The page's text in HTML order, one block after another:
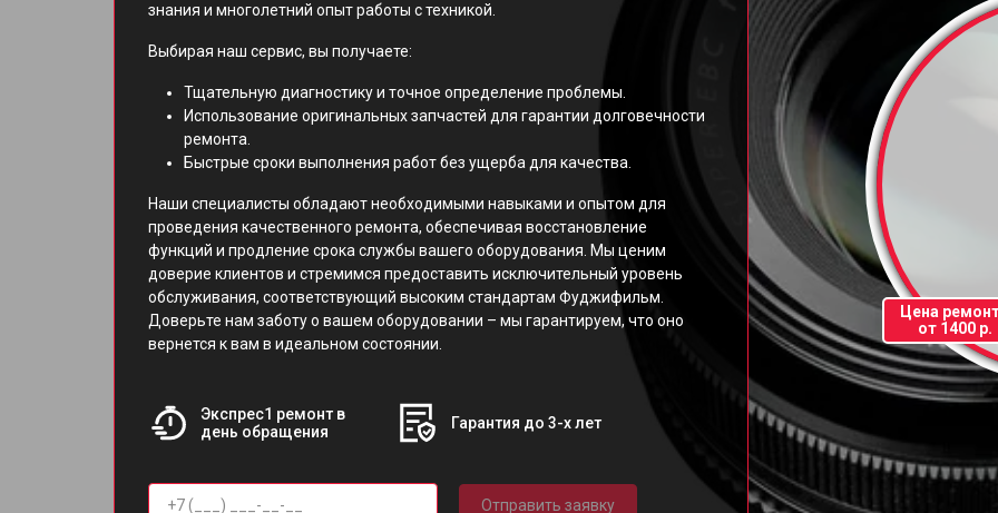
знания и многолетний опыт работы с техникой.
Выбирая наш сервис, вы получаете:
Тщательную диагностику и точное определение проблемы.
Использование оригинальных запчастей для гарантии долговечности
ремонта.
Быстрые сроки выполнения работ без ущерба для качества.
Наши специалисты обладают необходимыми навыками и опытом для
проведения качественного ремонта, обеспечивая восстановление
функций и продление срока службы вашего оборудования. Мы ценим
доверие клиентов и стремимся предоставить исключительный уровень
обслуживания, соответствующий высоким стандартам Фуджифильм.
Доверьте нам заботу о вашем оборудовании – мы гарантируем, что оно
вернется к вам в идеальном состоянии.
Экспрес1 ремонт в
день обращения
Гарантия до 3-х лет
Отправить заявку
Цена
от 1400 р.